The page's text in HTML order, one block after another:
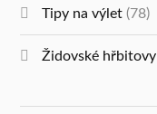
Tipy na výlet (78)
Židovské hřbitovy